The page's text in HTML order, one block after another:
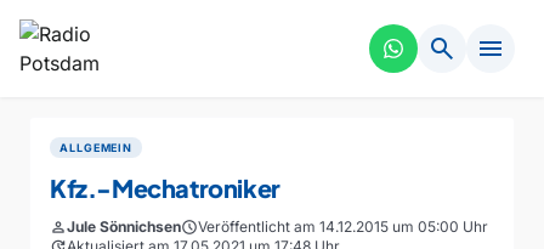
search menu
ALLGEMEIN
Kfz.-Mechatroniker
personJule SönnichsenscheduleVeröffentlicht am 14.12.2015 um 05:00 Uhr